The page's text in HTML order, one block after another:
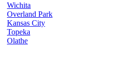
Wichita
Overland Park
Kansas City
Topeka
Olathe